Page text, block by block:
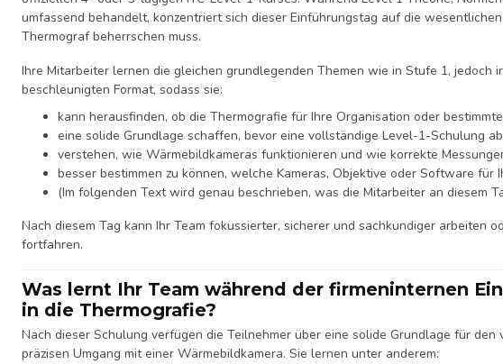
umfassend behandelt, konzentriert sich dieser Einführungstag auf die
Thermograf beherrschen muss.
Ihre Mitarbeiter lernen die gleichen grundlegenden Themen wie in Stufe 1, jedoch
beschleunigten Format, sodass sie:
kann herausfinden, ob die Thermografie für Ihre Organisation oder
eine solide Grundlage schaffen, bevor eine vollständige Level-1-Schulung
verstehen, wie Wärmebildkameras funktionieren und wie korrekte
besser bestimmen zu können, welche Kameras, Objektive oder Software für
(Im folgenden Text wird genau beschrieben, was die Mitarbeiter an diesem
Nach diesem Tag kann Ihr Team fokussierter, sicherer und sachkundiger arbeiten
fortfahren.
Was lernt Ihr Team während der firmeninternen
in die Thermografie?
Nach dieser Schulung verfügen die Teilnehmer über eine solide Grundlage für
präzisen Umgang mit einer Wärmebildkamera. Sie lernen unter anderem: